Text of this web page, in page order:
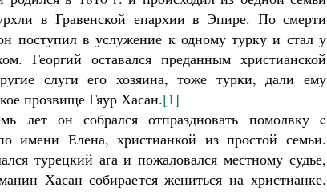
в Гравенской епархии в Эпире. По смерти
поступил в услужение к одному турку и стал у
Георгий оставался преданным христианской
слуги его хозяина, тоже турки, дали ему
прозвище Гяур Хасан.[1]
лет он собрался отпраздновать помолвку c
имени Елена, христианкой из простой семьи.
турецкий ага и пожаловался местному судье,
Хасан собирается жениться на христианке.